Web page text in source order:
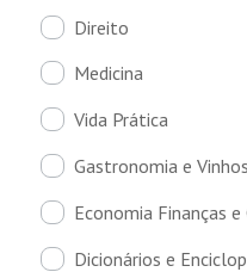
Direito
Medicina
Vida Prática
Gastronomia e Vinhos
Economia Finanças
Dicionários e